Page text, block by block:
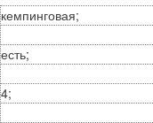
кемпинговая;
есть;
4;